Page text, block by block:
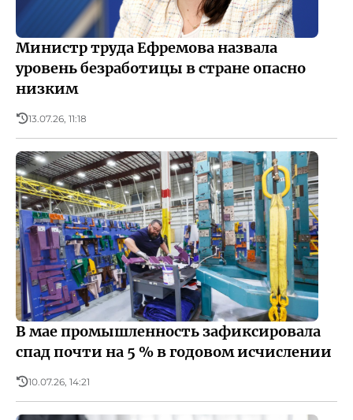
Министр труда Ефремова назвала
уровень безработицы в стране опасно
низким
13.07.26, 11:18
В мае промышленность зафиксировала
спад почти на 5 % в годовом исчислении
10.07.26, 14:21